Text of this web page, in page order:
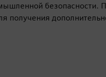
безопасности.
получения